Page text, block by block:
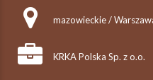
mazowieckie /
KRKA Polska Sp. z o.o.